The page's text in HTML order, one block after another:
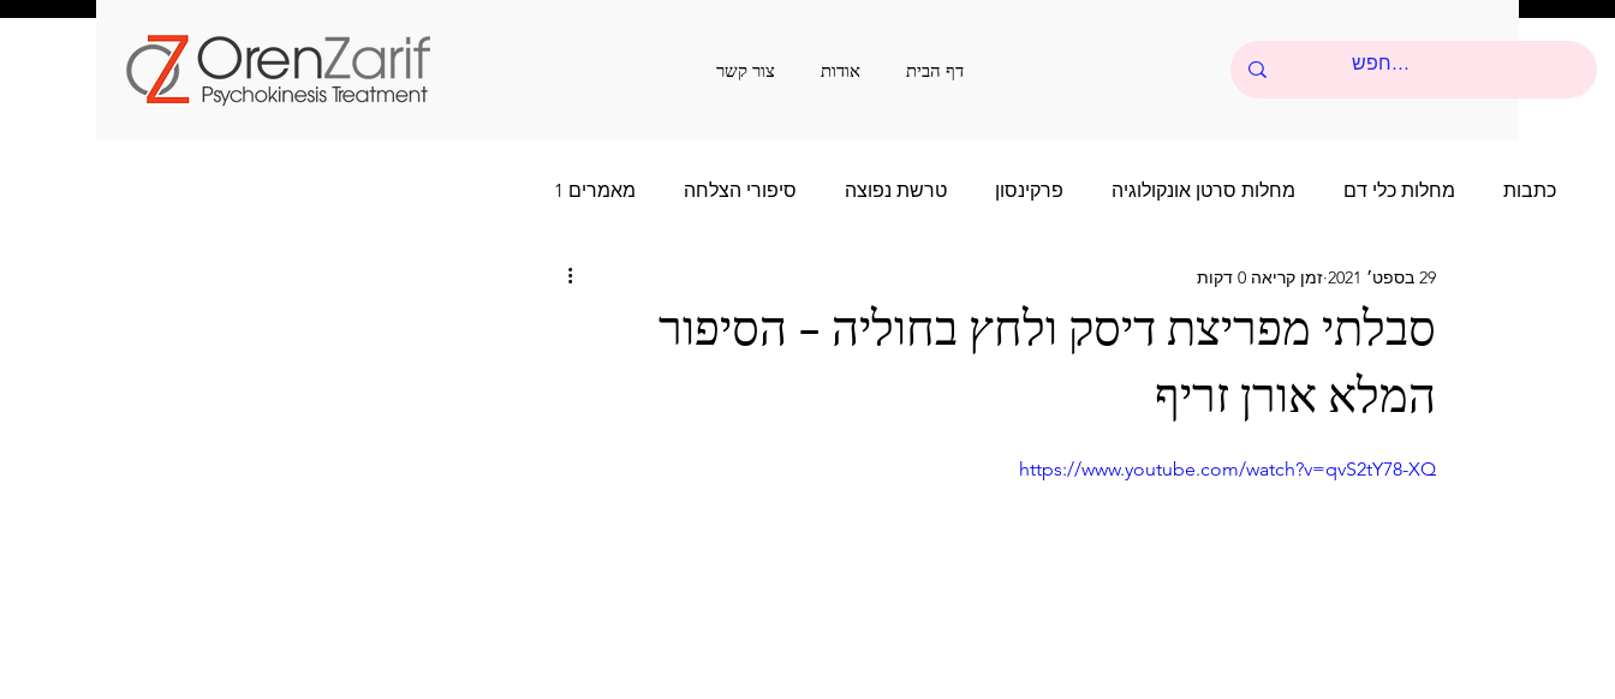
דף הבית אודות צור קשר
כתבות מחלות כלי דם מחלות סרטן אונקולוגיה פרקינסון טרשת נפוצה סיפורי הצלחה מאמרים 1
סיפורי הצלחה של שנים רבות סיפור הצלחה של שנים רבות - 2
סיפורי הצלחה של שנים רבות - 4 סיפור הצלחה של שנים רבות - 5
סבלתי מפריצת דיסק ולחץ בחוליה - הסיפור
המלא אורן זריף
29 בספט׳ 2021 זמן קריאה 0 דקות
https://www.youtube.com/watch?v=qvS2tY78-XQ